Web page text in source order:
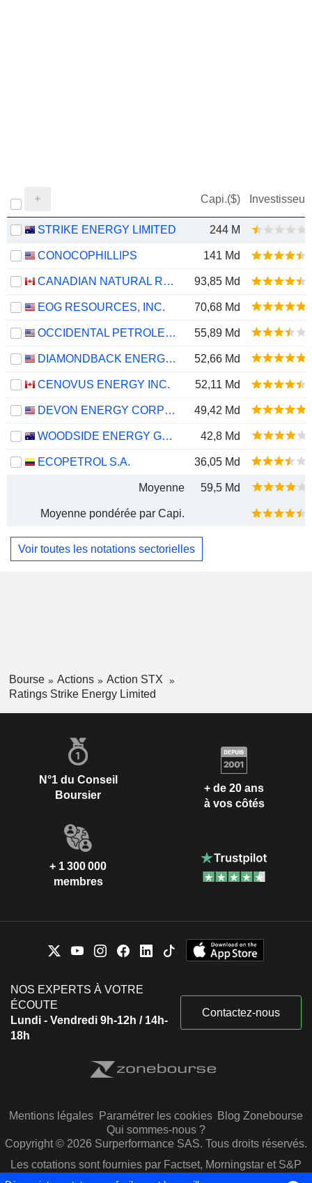
Capi.($) Investisseur
STRIKE ENERGY LIMITED 244 M
CONOCOPHILLIPS 141 Md
CANADIAN NATURAL RESOURCES LIMITED 93,85 Md
EOG RESOURCES, INC. 70,68 Md
OCCIDENTAL PETROLEUM CORPORATION 55,89 Md
DIAMONDBACK ENERGY, INC. 52,66 Md
CENOVUS ENERGY INC. 52,11 Md
DEVON ENERGY CORPORATION 49,42 Md
WOODSIDE ENERGY GROUP LTD 42,8 Md
ECOPETROL S.A. 36,05 Md
Moyenne 59,5 Md
Moyenne pondérée par Capi.
Voir toutes les notations sectorielles
Bourse Actions
Action STX
Ratings Strike Energy Limited
N°1 du Conseil
Boursier
+ de 20 ans
à vos côtés
+ 1 300 000
membres
NOS EXPERTS À VOTRE
ÉCOUTE
Lundi - Vendredi 9h-12h / 14h-
18h
Contactez-nous
Mentions légales Paramétrer les cookies Blog Zonebourse
Qui sommes-nous ?
Copyright © 2026 Surperformance SAS. Tous droits réservés.
Les cotations sont fournies par Factset, Morningstar et S&P
Capital IQ